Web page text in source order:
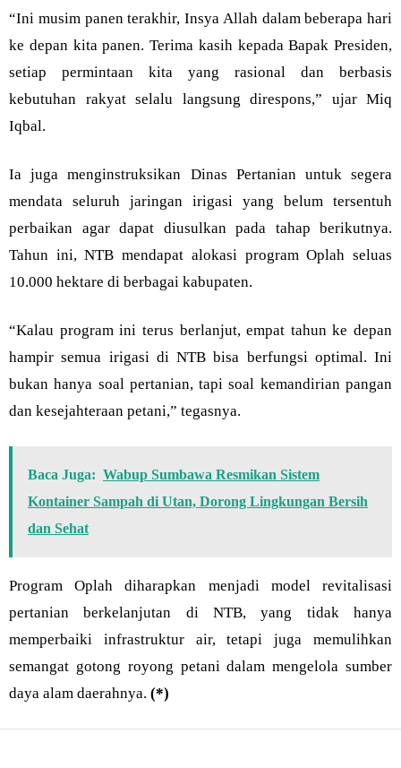
“Ini musim panen terakhir, Insya Allah dalam beberapa hari
ke depan kita panen. Terima kasih kepada Bapak Presiden,
setiap permintaan kita yang rasional dan berbasis
kebutuhan rakyat selalu langsung direspons,” ujar Miq
Iqbal.
Ia juga menginstruksikan Dinas Pertanian untuk segera
mendata seluruh jaringan irigasi yang belum tersentuh
perbaikan agar dapat diusulkan pada tahap berikutnya.
Tahun ini, NTB mendapat alokasi program Oplah seluas
10.000 hektare di berbagai kabupaten.
“Kalau program ini terus berlanjut, empat tahun ke depan
hampir semua irigasi di NTB bisa berfungsi optimal. Ini
bukan hanya soal pertanian, tapi soal kemandirian pangan
dan kesejahteraan petani,” tegasnya.
Baca Juga: Wabup Sumbawa Resmikan Sistem
Kontainer Sampah di Utan, Dorong Lingkungan Bersih
dan Sehat
Program Oplah diharapkan menjadi model revitalisasi
pertanian berkelanjutan di NTB, yang tidak hanya
memperbaiki infrastruktur air, tetapi juga memulihkan
semangat gotong royong petani dalam mengelola sumber
daya alam daerahnya. (*)